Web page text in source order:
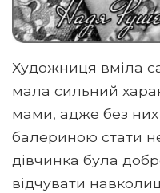
Художниця вміла
мала сильний
мами, адже без
балериною стати
дівчинка була
відчувати